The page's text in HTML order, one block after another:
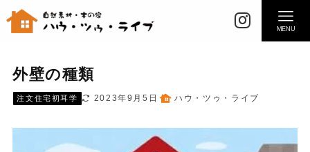
MENU
外壁の種類
注文住宅初耳学 2023年9月5日 ハウ・ツゥ・ライブ